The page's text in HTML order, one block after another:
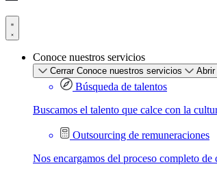
Conoce nuestros servicios
Cerrar Conoce nuestros servicios
Búsqueda de talentos
Buscamos el talento que calce con la
Outsourcing de remuneraciones
Nos encargamos del proceso completo